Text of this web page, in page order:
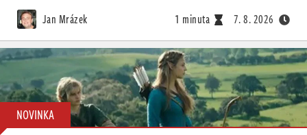
Jan Mrázek 1 minuta 7. 8. 2026
NOVINKA